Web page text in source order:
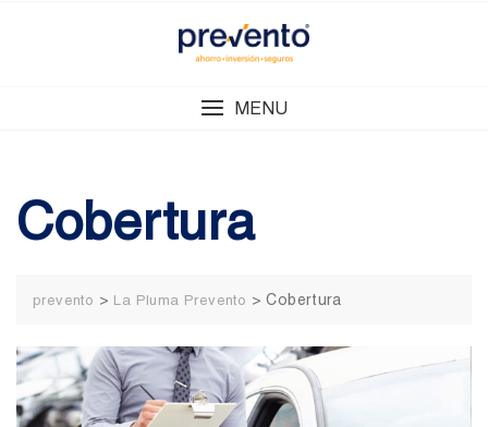
MENU
Cobertura
prevento > La Pluma Prevento >Cobertura